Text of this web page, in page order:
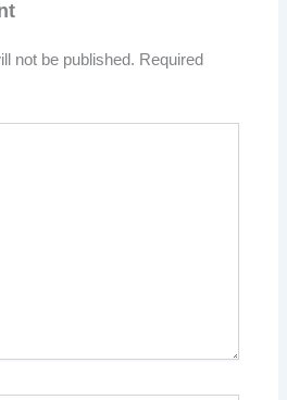
not be published. Required